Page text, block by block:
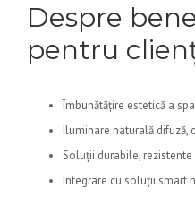
Despre
pentru
Îmbunătățire estetică a
Iluminare naturală
Soluții durabile,
Integrare cu soluții smart